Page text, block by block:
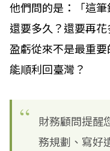
他們問的是：「這
還要多久？還要再
盈虧從來不是最重
能順利回臺灣？
財務顧問提醒
務規劃、寫好